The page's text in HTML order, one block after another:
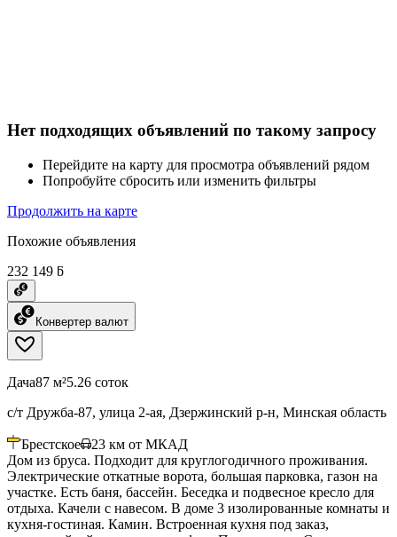
Нет подходящих объявлений по такому запросу
Перейдите на карту для просмотра объявлений рядом
Попробуйте сбросить или изменить фильтры
Продолжить на карте
Похожие объявления
232 149 ƃ
Конвертер валют
Дача87 м²5.26 соток
с/т Дружба-87, улица 2-ая, Дзержинский р-н, Минская область
Брестское 23 км от МКАД
Дом из бруса. Подходит для круглогодичного проживания.
Электрические откатные ворота, большая парковка, газон на
участке. Есть баня, бассейн. Беседка и подвесное кресло для
отдыха. Качели с навесом. В доме 3 изолированные комнаты и
кухня-гостиная. Камин. Встроенная кухня под заказ,